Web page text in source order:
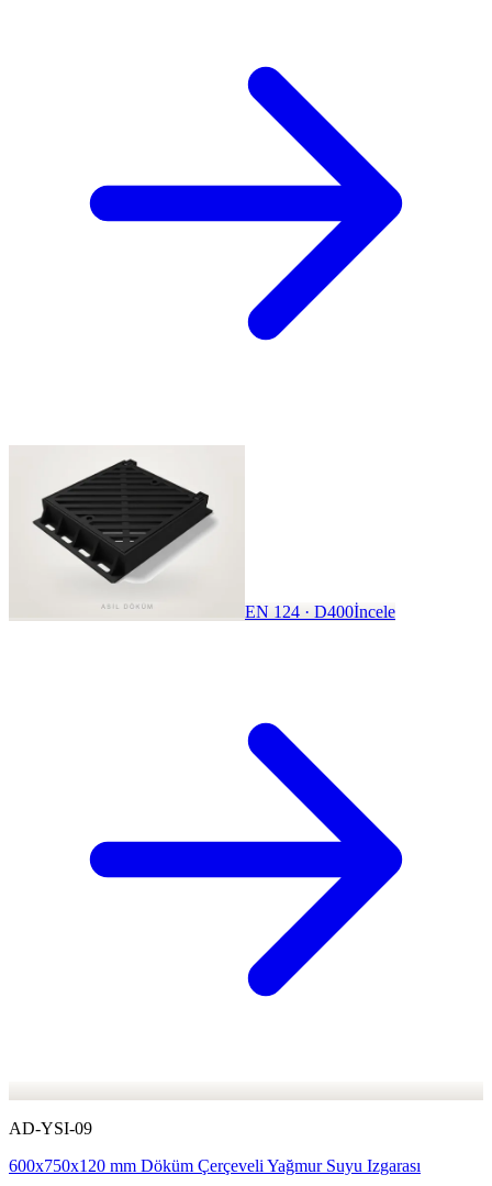
EN 124 · D400İncele
AD-YSI-09
600x750x120 mm Döküm Çerçeveli Yağmur Suyu Izgarası